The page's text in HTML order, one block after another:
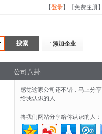
【登录】 【免费注册】
添加企业
公司八卦
感觉这家公司还不错，马上分享
给我认识的人：
将我们网站分享给你认识的人：